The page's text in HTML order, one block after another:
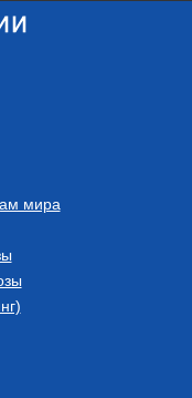
мира